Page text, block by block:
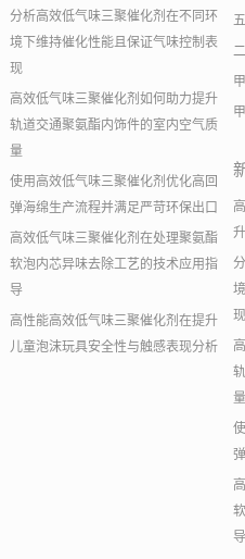
分析高效低气味三聚催化剂在不同环
境下维持催化性能且保证气味控制表
现
高效低气味三聚催化剂如何助力提升
轨道交通聚氨酯内饰件的室内空气质
量
使用高效低气味三聚催化剂优化高回
弹海绵生产流程并满足严苛环保出口
高效低气味三聚催化剂在处理聚氨酯
软泡内芯异味去除工艺的技术应用指
导
高性能高效低气味三聚催化剂在提升
儿童泡沫玩具安全性与触感表现分析
现
量
导